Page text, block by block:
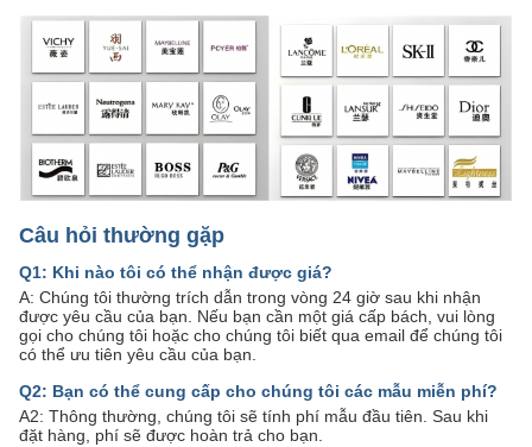
Câu hỏi thường gặp
Q1: Khi nào tôi có thể nhận được giá?
A: Chúng tôi thường trích dẫn trong vòng 24 giờ sau khi nhận
được yêu cầu của bạn. Nếu bạn cần một giá cấp bách, vui lòng
gọi cho chúng tôi hoặc cho chúng tôi biết qua email để chúng tôi
có thể ưu tiên yêu cầu của bạn.
Q2: Bạn có thể cung cấp cho chúng tôi các mẫu miễn phí?
A2: Thông thường, chúng tôi sẽ tính phí mẫu đầu tiên. Sau khi
đặt hàng, phí sẽ được hoàn trả cho bạn.